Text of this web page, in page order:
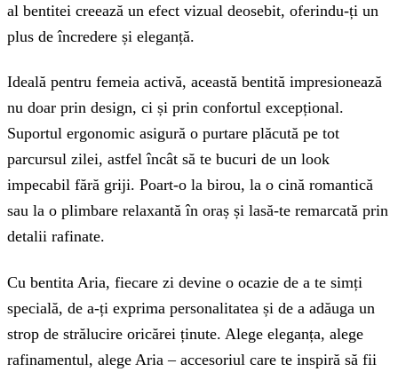
al bentitei creează un efect vizual deosebit, oferindu-ți un
plus de încredere și eleganță.
Ideală pentru femeia activă, această bentită impresionează
nu doar prin design, ci și prin confortul excepțional.
Suportul ergonomic asigură o purtare plăcută pe tot
parcursul zilei, astfel încât să te bucuri de un look
impecabil fără griji. Poart-o la birou, la o cină romantică
sau la o plimbare relaxantă în oraș și lasă-te remarcată prin
detalii rafinate.
Cu bentita Aria, fiecare zi devine o ocazie de a te simți
specială, de a-ți exprima personalitatea și de a adăuga un
strop de strălucire oricărei ținute. Alege eleganța, alege
rafinamentul, alege Aria – accesoriul care te inspiră să fii